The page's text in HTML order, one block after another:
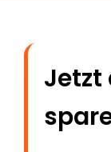
Jetzt